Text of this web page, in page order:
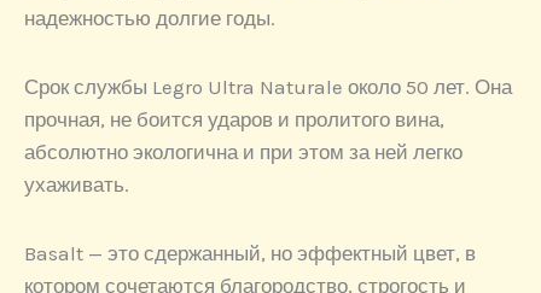
надежностью долгие годы.
Срок службы Legro Ultra Naturale около 50 лет. Она
прочная, не боится ударов и пролитого вина,
абсолютно экологична и при этом за ней легко
ухаживать.
Basalt — это сдержанный, но эффектный цвет, в
котором сочетаются благородство, строгость и